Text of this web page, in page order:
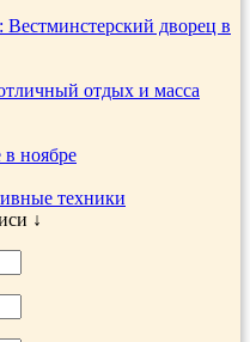
дворец в
отдых и масса
ноябре
техники
↓